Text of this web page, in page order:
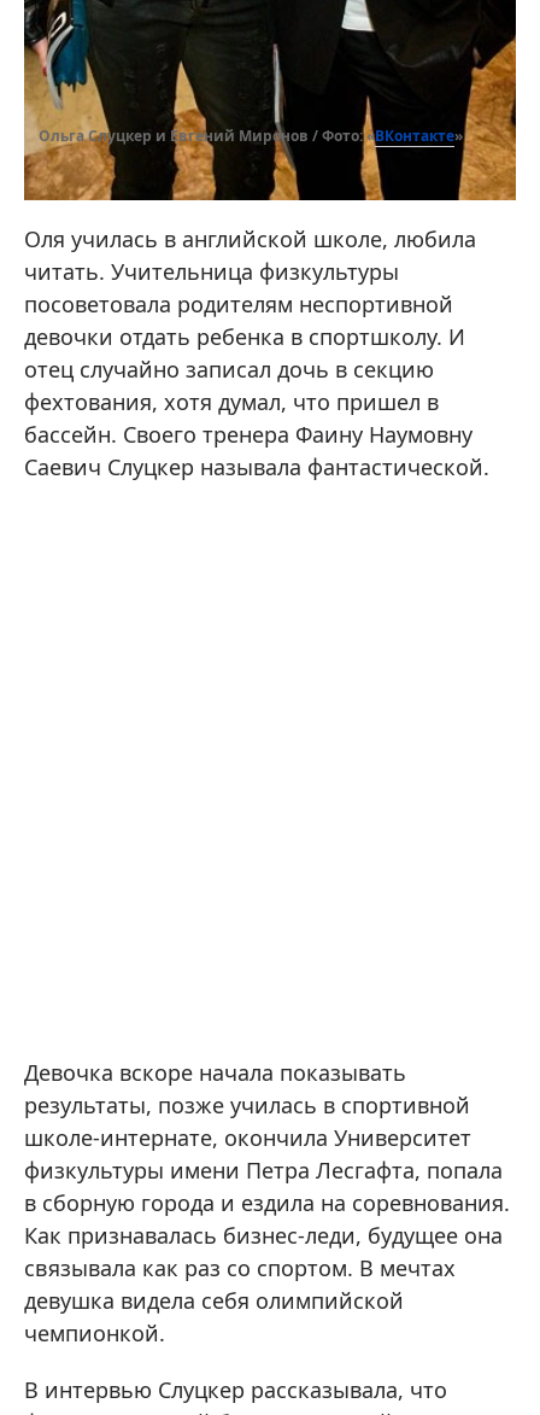
Ольга Слуцкер и Евгений Миронов / Фото: «ВКонтакте»
Оля училась в английской школе, любила
читать. Учительница физкультуры
посоветовала родителям неспортивной
девочки отдать ребенка в спортшколу. И
отец случайно записал дочь в секцию
фехтования, хотя думал, что пришел в
бассейн. Своего тренера Фаину Наумовну
Саевич Слуцкер называла фантастической.
Девочка вскоре начала показывать
результаты, позже училась в спортивной
школе-интернате, окончила Университет
физкультуры имени Петра Лесгафта, попала
в сборную города и ездила на соревнования.
Как признавалась бизнес-леди, будущее она
связывала как раз со спортом. В мечтах
девушка видела себя олимпийской
чемпионкой.
В интервью Слуцкер рассказывала, что